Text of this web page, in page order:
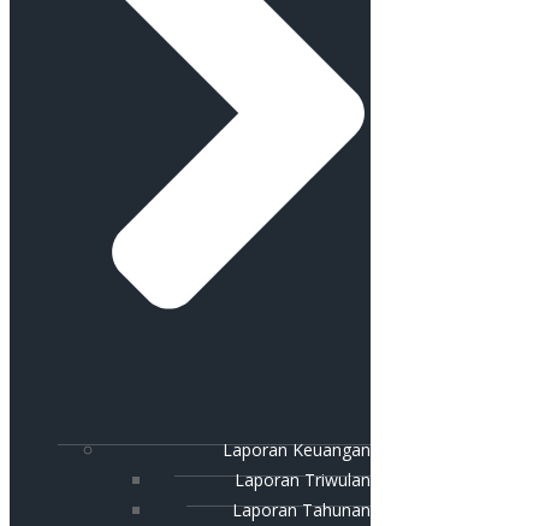
Laporan Keuangan
Laporan Triwulan
Laporan Tahunan